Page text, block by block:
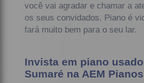
você vai agradar e chamar a
os seus convidados. Piano é
fará muito bem para o seu lar.
Invista em piano
Sumaré na AEM Pianos